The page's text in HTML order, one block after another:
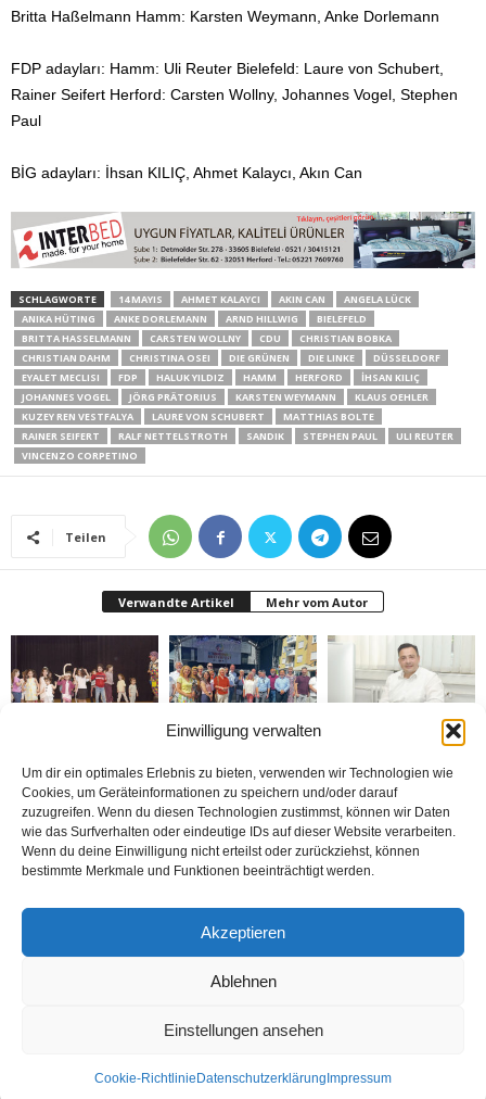
Einwilligung verwalten
Um dir ein optimales Erlebnis zu bieten, verwenden wir Technologien wie
Cookies, um Geräteinformationen zu speichern und/oder darauf
zuzugreifen. Wenn du diesen Technologien zustimmst, können wir Daten
wie das Surfverhalten oder eindeutige IDs auf dieser Website verarbeiten.
Wenn du deine Einwilligung nicht erteilst oder zurückziehst, können
bestimmte Merkmale und Funktionen beeinträchtigt werden.
Akzeptieren
Ablehnen
Einstellungen ansehen
Cookie-Richtlinie Datenschutzerklärung Impressum
Britta Haßelmann Hamm: Karsten Weymann, Anke Dorlemann
FDP adayları: Hamm: Uli Reuter Bielefeld: Laure von Schubert,
Rainer Seifert Herford: Carsten Wollny, Johannes Vogel, Stephen
Paul
BİG adayları: İhsan KILIÇ, Ahmet Kalaycı, Akın Can
SCHLAGWORTE 14 MAYIS AHMET KALAYCI AKIN CAN
ANGELA LÜCK
ANIKA HÜTING
ANKE DORLEMANN ARND HILLWIG
BIELEFELD
BRITTA HASSELMANN
CARSTEN WOLLNY CDU
CHRISTIAN BOBKA
CHRISTIAN DAHM
CHRISTINA OSEI DIE GRÜNEN DIE LINKE
DÜSSELDORF
EYALET MECLISI
FDP HALUK YILDIZ HAMM HERFORD
İHSAN KILIÇ
JOHANNES VOGEL
JÖRG PRÄTORIUS KARSTEN WEYMANN
KLAUS OEHLER
KUZEY REN VESTFALYA
LAURE VON SCHUBERT
MATTHIAS BOLTE
RAINER SEIFERT
RALF NETTELSTROTH SANDIK STEPHEN PAUL
ULI REUTER
VINCENZO CORPETINO
Teilen
Verwandte Artikel Mehr vom Autor
Festivali yapıldı
Yabancılar Haftası
donduruldu
Wiedenbrück’e açtı
Bakım Sigortası
Danışmanlığı Yapıyoruz
sistemi ile çalışıyor
© Öztürk Gazetesi 1986 – 2026